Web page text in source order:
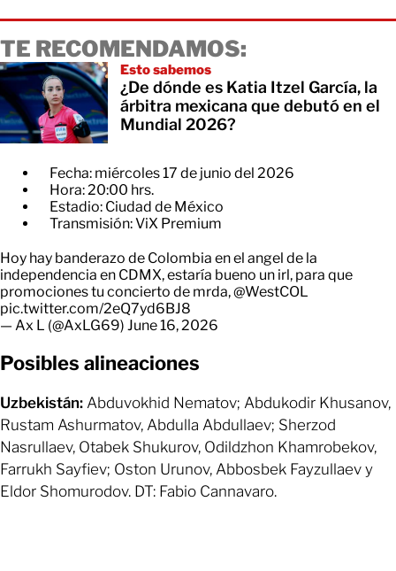
TE RECOMENDAMOS:
Esto sabemos
¿De dónde es Katia Itzel García, la
árbitra mexicana que debutó en el
Mundial 2026?
Fecha: miércoles 17 de junio del 2026
Hora: 20:00 hrs.
Estadio: Ciudad de México
Transmisión: ViX Premium
Hoy hay banderazo de Colombia en el angel de la
independencia en CDMX, estaría bueno un irl, para que
promociones tu concierto de mrda,@WestCOL
pic.twitter.com/2eQ7yd6BJ8
— Ax L (@AxLG69) June 16, 2026
Posibles alineaciones
Uzbekistán: Abduvokhid Nematov; Abdukodir Khusanov,
Rustam Ashurmatov, Abdulla Abdullaev; Sherzod
Nasrullaev, Otabek Shukurov, Odildzhon Khamrobekov,
Farrukh Sayfiev; Oston Urunov, Abbosbek Fayzullaev y
Eldor Shomurodov. DT: Fabio Cannavaro.